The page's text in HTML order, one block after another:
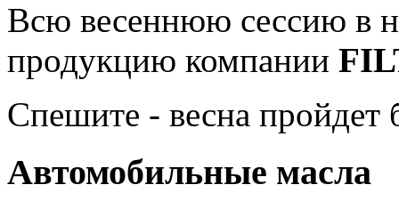
Всю весеннюю сессию в
продукцию компании
Спешите - весна пройдет
Автомобильные масла